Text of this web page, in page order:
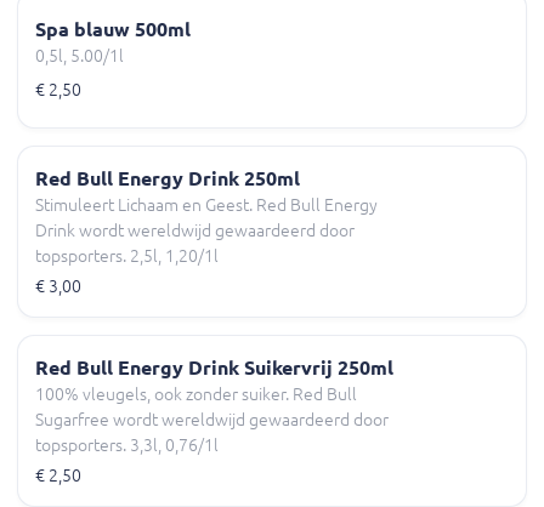
Spa blauw 500ml
0,5l, 5.00/1l
€ 2,50
Red Bull Energy Drink 250ml
Stimuleert Lichaam en Geest. Red Bull Energy
Drink wordt wereldwijd gewaardeerd door
topsporters. 2,5l, 1,20/1l
€ 3,00
Red Bull Energy Drink Suikervrij 250ml
100% vleugels, ook zonder suiker. Red Bull
Sugarfree wordt wereldwijd gewaardeerd door
topsporters. 3,3l, 0,76/1l
€ 2,50